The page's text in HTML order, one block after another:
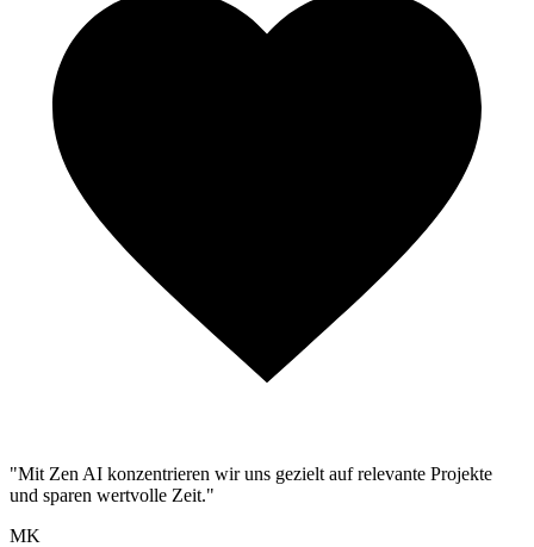
"Mit Zen AI konzentrieren wir uns gezielt auf relevante Projekte
und sparen wertvolle Zeit."
MK